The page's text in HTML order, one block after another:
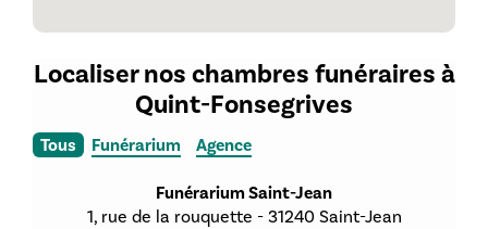
Localiser nos chambres funéraires à
Quint-Fonsegrives
Tous Funérarium Agence
Funérarium Saint-Jean
1, rue de la rouquette - 31240 Saint-Jean